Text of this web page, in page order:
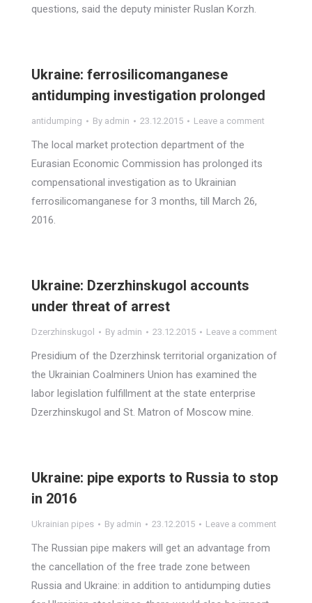
questions, said the deputy minister Ruslan Korzh.
Ukraine: ferrosilicomanganese
antidumping investigation prolonged
antidumping By admin 23.12.2015 Leave a comment
The local market protection department of the
Eurasian Economic Commission has prolonged its
compensational investigation as to Ukrainian
ferrosilicomanganese for 3 months, till March 26,
2016.
Ukraine: Dzerzhinskugol accounts
under threat of arrest
Dzerzhinskugol By admin 23.12.2015 Leave a comment
Presidium of the Dzerzhinsk territorial organization of
the Ukrainian Coalminers Union has examined the
labor legislation fulfillment at the state enterprise
Dzerzhinskugol and St. Matron of Moscow mine.
Ukraine: pipe exports to Russia to stop
in 2016
Ukrainian pipes By admin 23.12.2015 Leave a comment
The Russian pipe makers will get an advantage from
the cancellation of the free trade zone between
Russia and Ukraine: in addition to antidumping duties